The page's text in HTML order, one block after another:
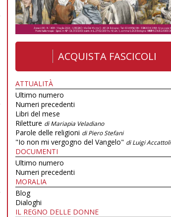
ACQUISTA FASCICOLI
ATTUALITÀ
Ultimo numero
Numeri precedenti
Libri del mese
Riletture di Mariapia Veladiano
Parole delle religioni di Piero Stefani
"Io non mi vergogno del Vangelo" di Luigi Accattoli
DOCUMENTI
Ultimo numero
Numeri precedenti
MORALIA
Blog
Dialoghi
IL REGNO DELLE DONNE